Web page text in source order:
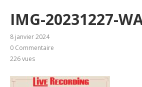
IMG-20231227-
8 janvier 2024
0 Commentaire
226vues